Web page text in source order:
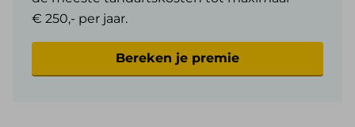
€ 250,- per jaar.
Bereken je premie